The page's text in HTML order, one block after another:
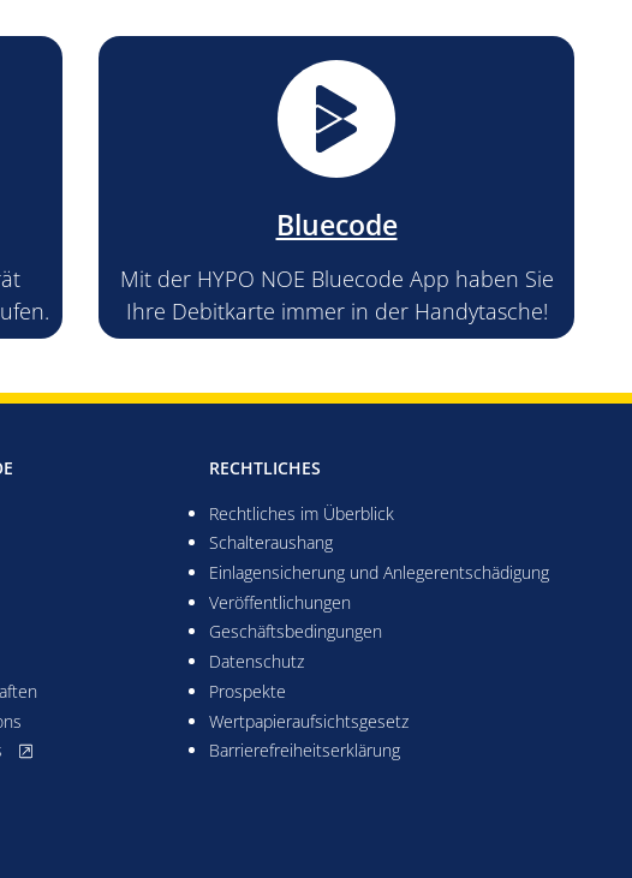
Bluecode
Mit der HYPO NOE Bluecode App haben Sie
Ihre Debitkarte immer in der Handytasche!
, öffnet neues Fenster
RECHTLICHES
Rechtliches im Überblick
Schalteraushang
Einlagensicherung und Anlegerentschädigung
Veröffentlichungen
Geschäftsbedingungen
Datenschutz
Prospekte
Wertpapieraufsichtsgesetz
Barrierefreiheitserklärung